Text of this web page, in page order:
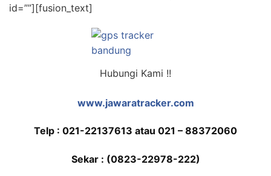
id=””][fusion_text]
Hubungi Kami !!
www.jawaratracker.com
Telp : 021-22137613 atau 021 – 88372060
Sekar : (0823-22978-222)